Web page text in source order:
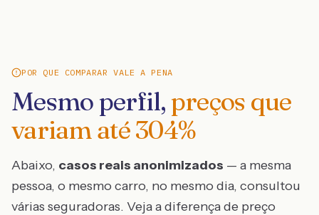
POR QUE COMPARAR VALE A PENA
Mesmo perfil, preços que
variam até304%
Abaixo, casos reais anonimizados — a mesma
pessoa, o mesmo carro, no mesmo dia, consultou
várias seguradoras. Veja a diferença de preço